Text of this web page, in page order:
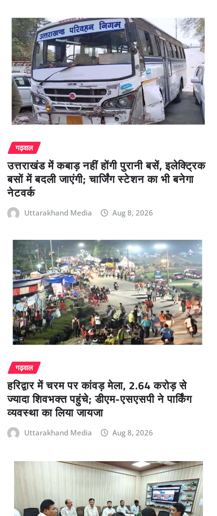
गढ़वाल
उत्तराखंड में कबाड़ नहीं होंगी पुरानी बसें, इलेक्ट्रिक
बसों में बदली जाएंगी; चार्जिंग स्टेशन का भी बनेगा
नेटवर्क
Uttarakhand Media Aug 8, 2026
गढ़वाल
हरिद्वार में चरम पर कांवड़ मेला, 2.64 करोड़ से
ज्यादा शिवभक्त पहुंचे; डीएम-एसएसपी ने पार्किंग
व्यवस्था का लिया जायजा
Uttarakhand Media Aug 8, 2026